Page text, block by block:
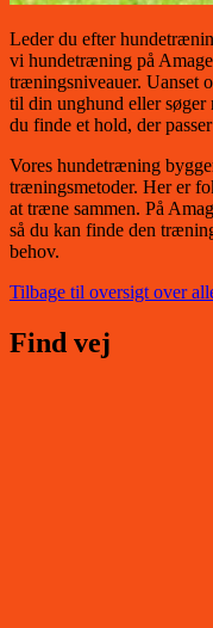
Leder du efter
vi hundetræning på
træningsniveauer. Uanset
til din unghund eller
du finde et hold, der
Vores hundetræning
træningsmetoder. Her er
at træne sammen. På
så du kan finde den
behov.
Tilbage til oversigt over
Find vej